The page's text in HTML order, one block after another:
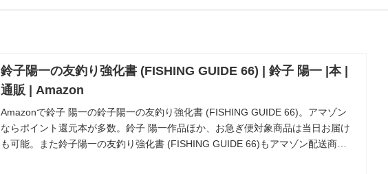
鈴子陽一の友釣り強化書 (FISHING GUIDE 66) | 鈴子 陽一 |本 |
通販 | Amazon
Amazonで鈴子 陽一の鈴子陽一の友釣り強化書 (FISHING GUIDE 66)。アマゾン
ならポイント還元本が多数。鈴子 陽一作品ほか、お急ぎ便対象商品は当日お届け
も可能。また鈴子陽一の友釣り強化書 (FISHING GUIDE 66)もアマゾン配送商品